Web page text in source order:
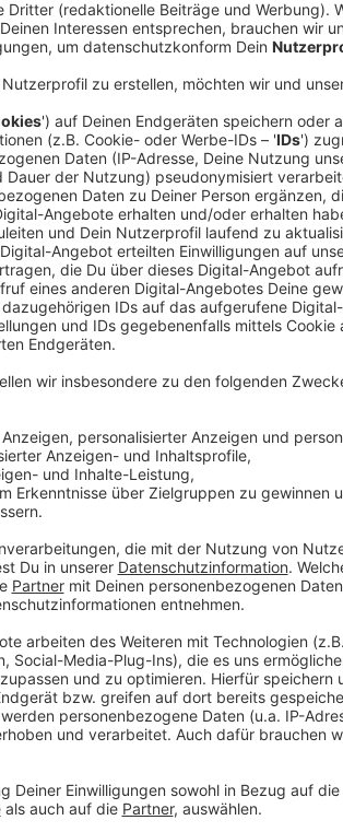
(dpa) - Per App können Menschen in
Zuhause vor Überflutung, Starkregen oder
Wirtschaftsverbänden
App" soll in den kommenden Monaten
Umwelt und Kommunales mitteilten. Bisher
Bottrop, Essen, Gelsenkirchen, Gladbeck,
Anzeige
©picture alliance/dpa | Marius Becker
Anzeige
Hochwasser-Risiken für jede
Ziel sei es, allen Bürgerinnen und Bürgern
Informationen zur konkreten
Kommunalministerin Ina Scharrenbach (CDU)
zum baulichen Schutz ihrer eigenen vier
Hochwasser. In der App können die
darstellen, auf die kommunale
Fragen bereitstellen.
Nutzer geben in die App ihre Wohnadresse
Beschaffenheit des Wohnobjektes. Daraus
Starkregen- und Hochwassergefahren für
Anzeige